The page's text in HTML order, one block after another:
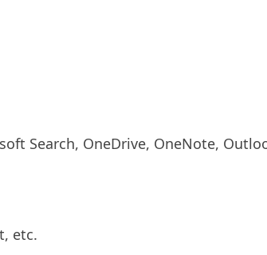
Search, OneDrive, OneNote,
etc.